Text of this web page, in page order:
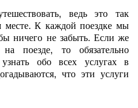
ведь это так
месте. К каждой поездке мы
ничего не забыть. Если же
поезде, то обязательно
обо всех услугах в
что эти услуги